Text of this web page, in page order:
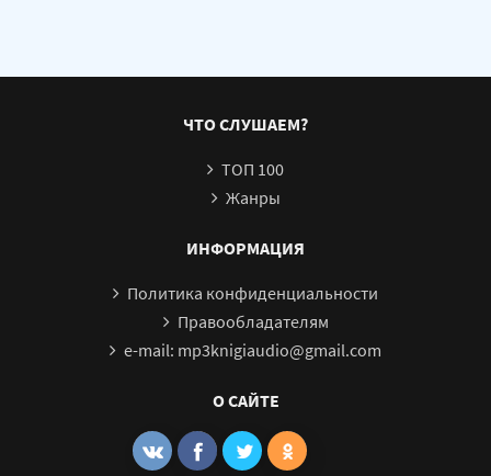
ЧТО СЛУШАЕМ?
ТОП 100
Жанры
ИНФОРМАЦИЯ
Политика конфиденциальности
Правообладателям
e-mail: mp3knigiaudio@gmail.com
О САЙТЕ